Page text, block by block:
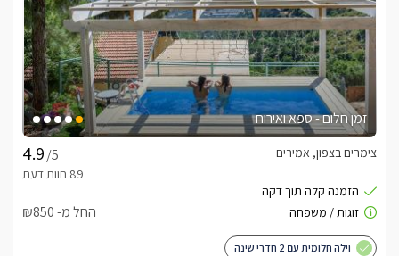
זמן חלום - ספא ואירוח
/5
צימרים בצפון, אמירים
החל מ- ₪850
וילה חלומית עם 2 חדרי שינה